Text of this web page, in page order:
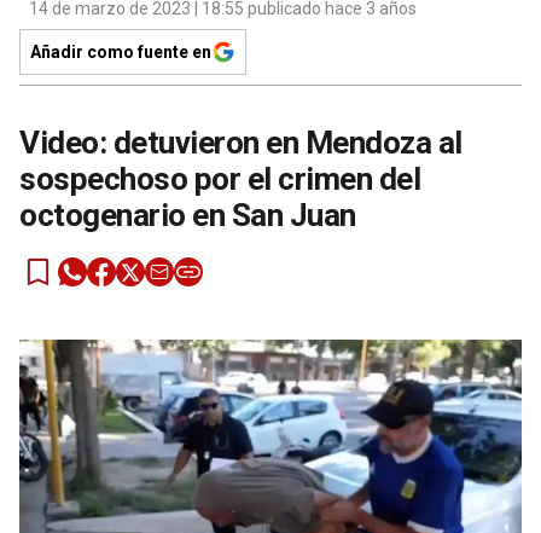
14 de marzo de 2023 | 18:55 publicado hace 3 años
Añadir como fuente en
Video: detuvieron en Mendoza al
sospechoso por el crimen del
octogenario en San Juan